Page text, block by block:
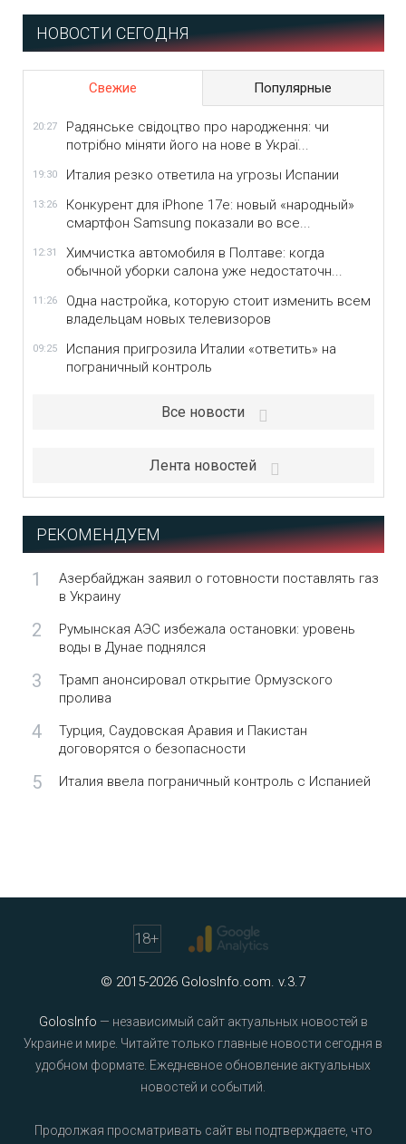
НОВОСТИ СЕГОДНЯ
Свежие Популярные
20:27
Радянське свідоцтво про народження: чи
потрібно міняти його на нове в Украї...
19:30 Италия резко ответила на угрозы Испании
13:26
Конкурент для iPhone 17e: новый «народный»
смартфон Samsung показали во все...
12:31
Химчистка автомобиля в Полтаве: когда
обычной уборки салона уже недостаточн...
11:26
Одна настройка, которую стоит изменить всем
владельцам новых телевизоров
09:25
Испания пригрозила Италии «ответить» на
пограничный контроль
Все новости
Лента новостей
РЕКОМЕНДУЕМ
1
Азербайджан заявил о готовности поставлять газ
в Украину
2
Румынская АЭС избежала остановки: уровень
воды в Дунае поднялся
3
Трамп анонсировал открытие Ормузского
пролива
4
Турция, Саудовская Аравия и Пакистан
договорятся о безопасности
5 Италия ввела пограничный контроль с Испанией
18+
© 2015-2026 GolosInfo.com. v.3.7
GolosInfo — независимый сайт актуальных новостей в
Украине и мире. Читайте только главные новости сегодня в
удобном формате. Ежедневное обновление актуальных
новостей и событий.
Продолжая просматривать сайт вы подтверждаете, что